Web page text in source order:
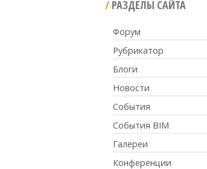
РАЗДЕЛЫ САЙТА
Форум
Рубрикатор
Блоги
Новости
События
События BIM
Галереи
Конференции